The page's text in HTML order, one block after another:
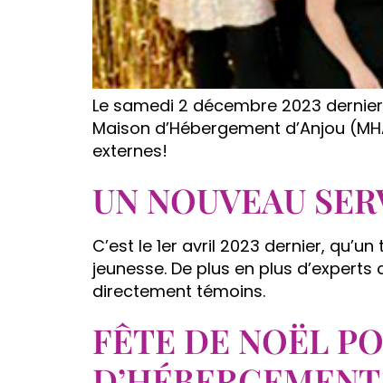
Le samedi 2 décembre 2023
Maison d’Hébergement d’Anjou
externes!
UN NOUVEAU
C’est le 1er avril 2023 dernier,
jeunesse. De plus en plus
directement témoins.
FÊTE DE NOËL